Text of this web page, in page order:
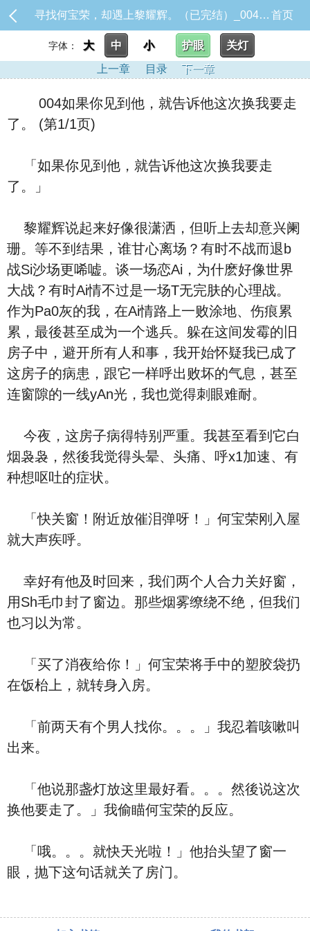
寻找何宝荣，却遇上黎耀辉。（已完结）_004如果你见到他，就告诉他这次换我要走了。 首页
字体： 大 中 小 护眼
关灯
上一章
目录 下一章
004如果你见到他，就告诉他这次换我要走
了。 (第1/1页)
「如果你见到他，就告诉他这次换我要走
了。」
黎耀辉说起来好像很潇洒，但听上去却意兴阑
珊。等不到结果，谁甘心离场？有时不战而退b
战Si沙场更唏嘘。谈一场恋Ai，为什麽好像世界
大战？有时Ai情不过是一场T无完肤的心理战。
作为Pa0灰的我，在Ai情路上一败涂地、伤痕累
累，最後甚至成为一个逃兵。躲在这间发霉的旧
房子中，避开所有人和事，我开始怀疑我已成了
这房子的病患，跟它一样呼出败坏的气息，甚至
连窗隙的一线yAn光，我也觉得刺眼难耐。
今夜，这房子病得特别严重。我甚至看到它白
烟袅袅，然後我觉得头晕、头痛、呼x1加速、有
种想呕吐的症状。
「快关窗！附近放催泪弹呀！」何宝荣刚入屋
就大声疾呼。
幸好有他及时回来，我们两个人合力关好窗，
用Sh毛巾封了窗边。那些烟雾缭绕不绝，但我们
也习以为常。
「买了消夜给你！」何宝荣将手中的塑胶袋扔
在饭枱上，就转身入房。
「前两天有个男人找你。。。」我忍着咳嗽叫
出来。
「他说那盏灯放这里最好看。。。然後说这次
换他要走了。」我偷瞄何宝荣的反应。
「哦。。。就快天光啦！」他抬头望了窗一
眼，抛下这句话就关了房门。